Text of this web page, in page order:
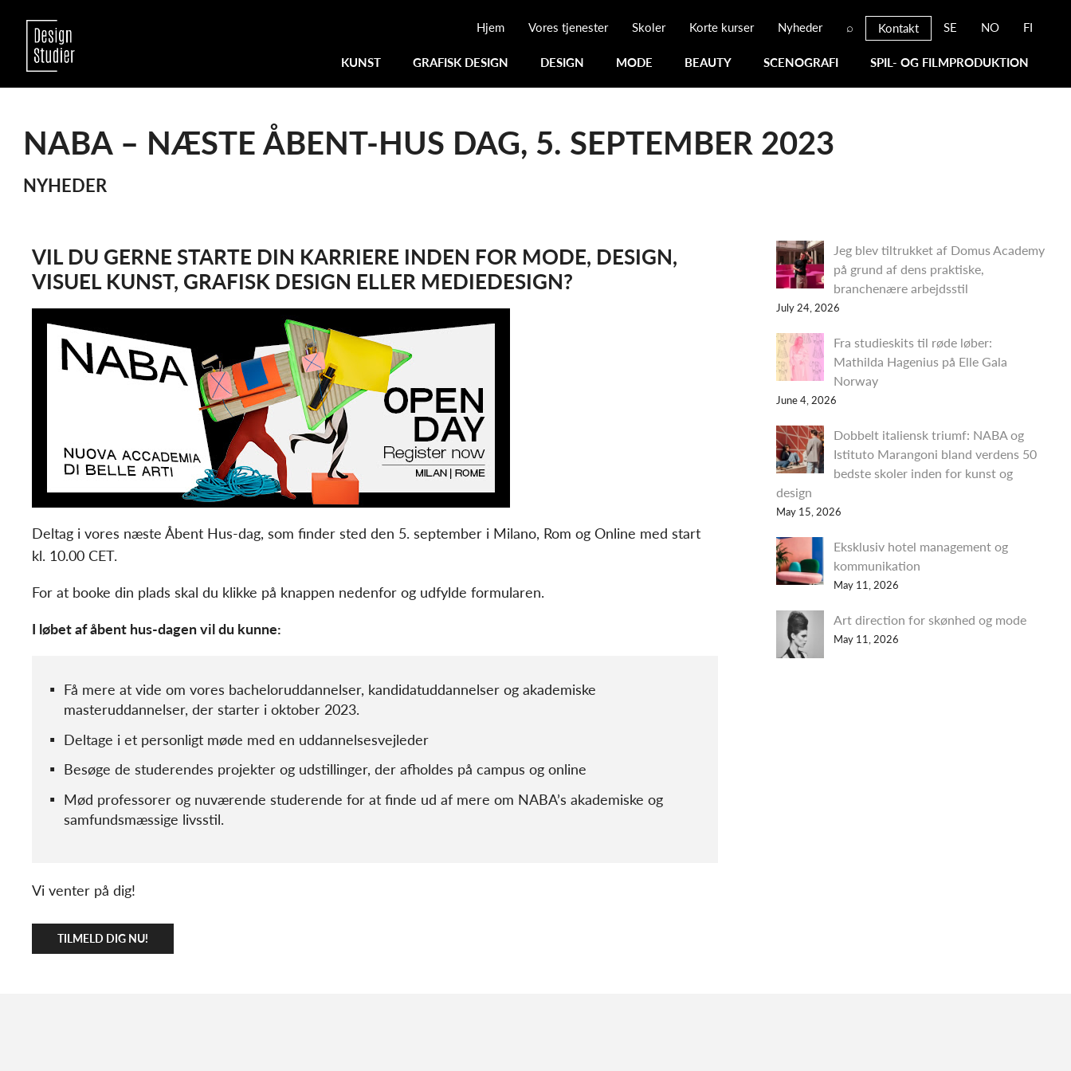
FI
NO
SE
Kontakt
⌕
Nyheder
Korte kurser
Skoler
Vores tjenester
Hjem
SPIL- OG FILMPRODUKTION
SCENOGRAFI
BEAUTY
MODE
DESIGN
GRAFISK DESIGN
KUNST
NABA – NÆSTE ÅBENT-HUS DAG, 5. SEPTEMBER 2023
NYHEDER
VIL DU GERNE STARTE DIN KARRIERE INDEN FOR MODE, DESIGN,
VISUEL KUNST, GRAFISK DESIGN ELLER MEDIEDESIGN?
Deltag i vores næste Åbent Hus-dag, som finder sted den 5. september i Milano, Rom og Online med start
kl. 10.00 CET.
For at booke din plads skal du klikke på knappen nedenfor og udfylde formularen.
I løbet af åbent hus-dagen vil du kunne:
Få mere at vide om vores bacheloruddannelser, kandidatuddannelser og akademiske
masteruddannelser, der starter i oktober 2023.
Deltage i et personligt møde med en uddannelsesvejleder
Besøge de studerendes projekter og udstillinger, der afholdes på campus og online
Mød professorer og nuværende studerende for at finde ud af mere om NABA’s akademiske og
samfundsmæssige livsstil.
Vi venter på dig!
TILMELD DIG NU!
Jeg blev tiltrukket af Domus Academy
på grund af dens praktiske,
branchenære arbejdsstil
July 24, 2026
Fra studieskits til røde løber:
Mathilda Hagenius på Elle Gala
Norway
June 4, 2026
Dobbelt italiensk triumf: NABA og
Istituto Marangoni bland verdens 50
bedste skoler inden for kunst og
design
May 15, 2026
Eksklusiv hotel management og
kommunikation
May 11, 2026
Art direction for skønhed og mode
May 11, 2026